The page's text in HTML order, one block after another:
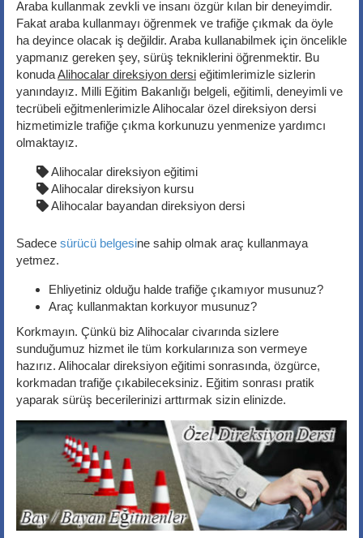
Araba kullanmak zevkli ve insanı özgür kılan bir deneyimdir.
Fakat araba kullanmayı öğrenmek ve trafiğe çıkmak da öyle
ha deyince olacak iş değildir. Araba kullanabilmek için öncelikle
yapmanız gereken şey, sürüş tekniklerini öğrenmektir. Bu
konudaAlihocalar direksiyon dersi eğitimlerimizle sizlerin
yanındayız. Milli Eğitim Bakanlığı belgeli, eğitimli, deneyimli ve
tecrübeli eğitmenlerimizle Alihocalar özel direksiyon dersi
hizmetimizle trafiğe çıkma korkunuzu yenmenize yardımcı
olmaktayız.
Alihocalar direksiyon eğitimi
Alihocalar direksiyon kursu
Alihocalar bayandan direksiyon dersi
Sadece sürücü belgesine sahip olmak araç kullanmaya
yetmez.
Ehliyetiniz olduğu halde trafiğe çıkamıyor musunuz?
Araç kullanmaktan korkuyor musunuz?
Korkmayın. Çünkü biz Alihocalar civarında sizlere
sunduğumuz hizmet ile tüm korkularınıza son vermeye
hazırız. Alihocalar direksiyon eğitimi sonrasında, özgürce,
korkmadan trafiğe çıkabileceksiniz. Eğitim sonrası pratik
yaparak sürüş becerilerinizi arttırmak sizin elinizde.